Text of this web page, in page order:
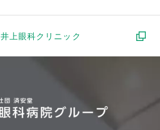
井上眼科クリニック